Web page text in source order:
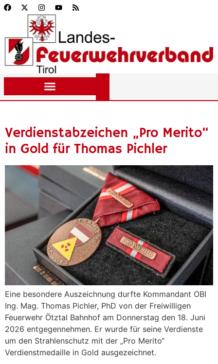
Verdienstabzeichen „Pro Merito“
in Gold für Thomas Pichler
Eine besondere Auszeichnung durfte Kommandant OBI
Ing. Mag. Thomas Pichler, PhD von der Freiwilligen
Feuerwehr Ötztal Bahnhof am Donnerstag den 18. Juni
2026 entgegennehmen. Er wurde für seine Verdienste
um den Strahlenschutz mit der „Pro Merito“
Verdienstmedaille in Gold ausgezeichnet.